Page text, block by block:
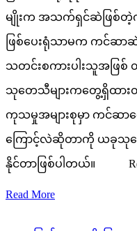
မျိုးက အသက်ရှင်ဆဲဖြစ်
ဖြစ်ပေးရုံသာမက ကင်ဆာဆဲ
သတင်းစကားပါးသူအဖြစ်
သုတေသီများကတွေ့ရှိထား
ကုသမှုအများစုမှာ ကင်ဆာရ
ကြောင့်လဲဆိုတာကို ယခုသု
နိုင်တာဖြစ်ပါတယ်။
Read More